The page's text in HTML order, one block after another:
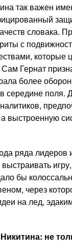
так важен
словака.
с
которые
Гернат
более
середине поля.
выстроенную
ряда лидеров
бы
через
на лед,
не